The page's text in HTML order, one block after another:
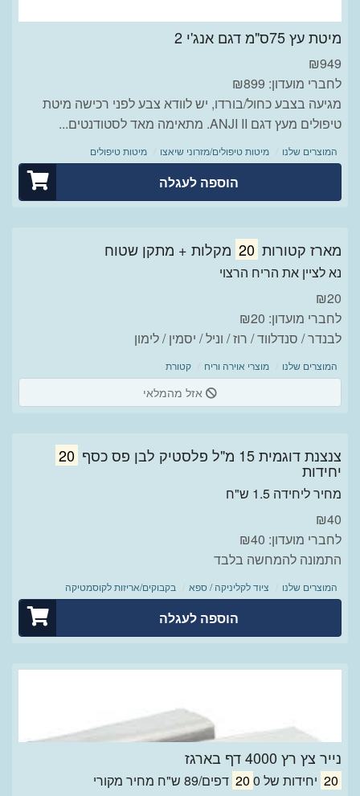
מיטת עץ 75ס"מ דגם אנג'י 2
₪949
לחברי מועדון: ₪899
מגיעה בצבע כחול/בורדו, יש לוודא צבע לפני רכישה מיטת
טיפולים מעץ דגם ANJI II. מתאימה מאד לסטודנטים...
המוצרים שלנו מיטות טיפולים/מזרוני שיאצו מיטות טיפולים
הוספה לעגלה
מארז קטורות 20 מקלות + מתקן שטוח
נא לציין את הריח הרצוי
₪20
לחברי מועדון: ₪20
לבנדר / סנדלווד / רוז / וניל / יסמין / לימון
המוצרים שלנו מוצרי אוירה וריח קטורת
אזל מהמלאי
צנצנת דוגמית 15 מ"ל פלסטיק לבן פס כסף 20
יחידות
מחיר ליחידה 1.5 ש"ח
₪40
לחברי מועדון: ₪40
התמונה להמחשה בלבד
המוצרים שלנו ציוד לקליניקה / ספא בקבוקים/אריזות לקוסמטיקה
הוספה לעגלה
נייר צץ רץ 4000 דף בארגז
20 יחידות של 20 0 דפים/89 ש"ח מחיר מקורי